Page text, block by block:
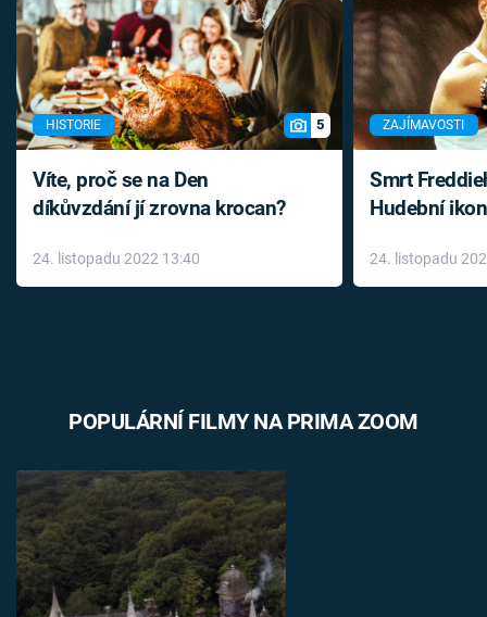
HISTORIE 5
Víte, proč se na Den
díkůvzdání jí zrovna krocan?
24. listopadu 2022 13:40
ZAJÍMAVOSTI
Smrt
Hudební
léky
24. listopadu
POPULÁRNÍ FILMY NA PRIMA ZOOM